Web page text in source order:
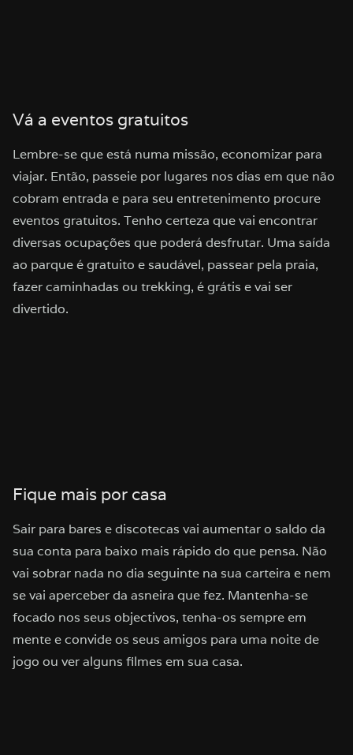
Vá a eventos gratuitos
Lembre-se que está numa missão, economizar para
viajar. Então, passeie por lugares nos dias em que não
cobram entrada e para seu entretenimento procure
eventos gratuitos. Tenho certeza que vai encontrar
diversas ocupações que poderá desfrutar. Uma saída
ao parque é gratuito e saudável, passear pela praia,
fazer caminhadas ou trekking, é grátis e vai ser
divertido.
Fique mais por casa
Sair para bares e discotecas vai aumentar o saldo da
sua conta para baixo mais rápido do que pensa. Não
vai sobrar nada no dia seguinte na sua carteira e nem
se vai aperceber da asneira que fez. Mantenha-se
focado nos seus objectivos, tenha-os sempre em
mente e convide os seus amigos para uma noite de
jogo ou ver alguns filmes em sua casa.